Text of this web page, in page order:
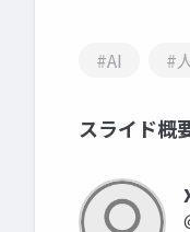
#AI #
スライド概